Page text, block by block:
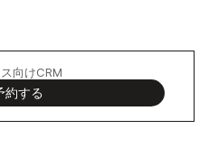
向けCRM
約する